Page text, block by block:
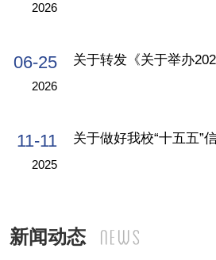
2026
06-25
2026
11-11
2025
新闻动态